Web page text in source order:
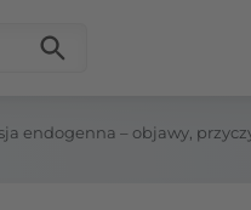
endogenna – objawy,